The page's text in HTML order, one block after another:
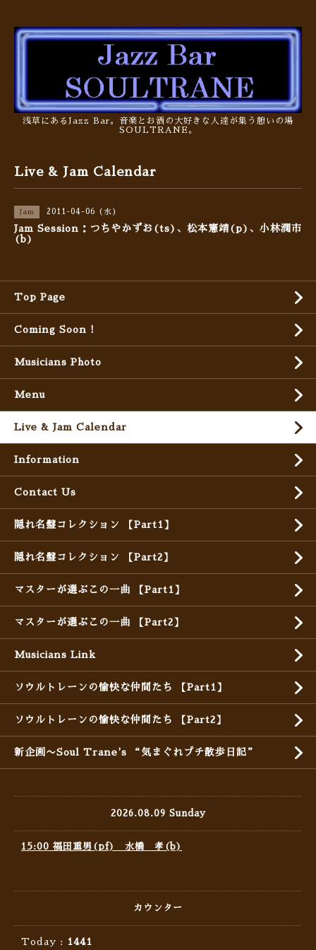
浅草にあるJazz Bar。音楽とお酒の大好きな人達が集う憩いの場
SOULTRANE。
Live & Jam Calendar
Jam 2011-04-06 (水)
Jam Session：つちやかずお(ts)、松本憲靖(p)、小林潤市
(b)
Top Page
Coming Soon !
Musicians Photo
Menu
Live & Jam Calendar
Information
Contact Us
隠れ名盤コレクション 【Part1】
隠れ名盤コレクション 【Part2】
マスターが選ぶこの一曲 【Part1】
マスターが選ぶこの一曲 【Part2】
Musicians Link
ソウルトレーンの愉快な仲間たち 【Part1】
ソウルトレーンの愉快な仲間たち 【Part2】
新企画〜Soul Trane's “気まぐれプチ散歩日記”
2026.08.09 Sunday
15:00 福田重男(pf) 水橋 孝(b)
カウンター
Today : 1441